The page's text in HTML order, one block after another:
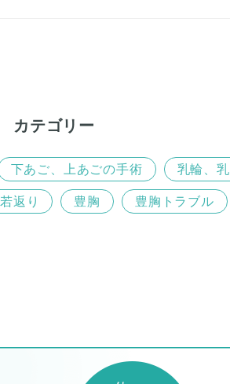
カテゴリー
下あご、上あごの手術 乳輪、
若返り 豊胸 豊胸トラブル